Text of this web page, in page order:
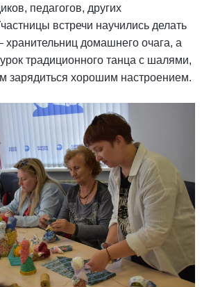
педагогов, других
встречи научились делать
хранительниц домашнего очага, а
традиционного танца с шалями,
зарядиться хорошим настроением.